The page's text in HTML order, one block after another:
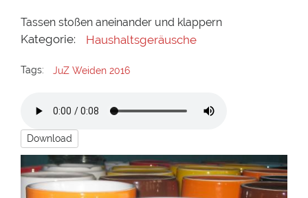
Tassen stoßen aneinander und klappern
Kategorie: Haushaltsgeräusche
Tags: JuZ Weiden 2016
Download